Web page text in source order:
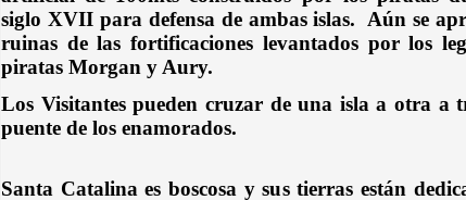
siglo XVII para defensa de ambas islas.
Aún se
ruinas de las fortificaciones levantados por los
piratas Morgan y Aury.
Los Visitantes pueden cruzar de una isla a otra a
puente de los enamorados.
Santa Catalina es boscosa y sus tierras están